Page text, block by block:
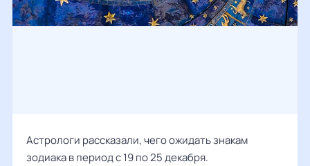
Астрологи рассказали, чего ожидать знакам
зодиака в период с 19 по 25 декабря.